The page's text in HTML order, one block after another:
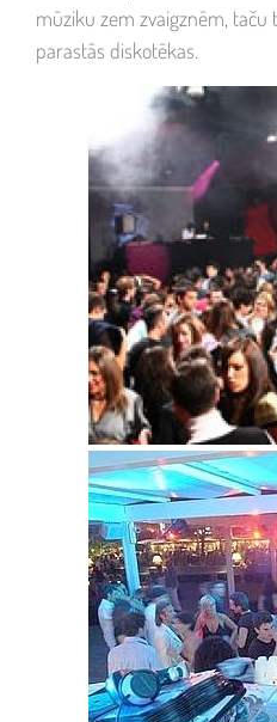
mūziku zem zvaigznēm, taču
parastās diskotēkas.